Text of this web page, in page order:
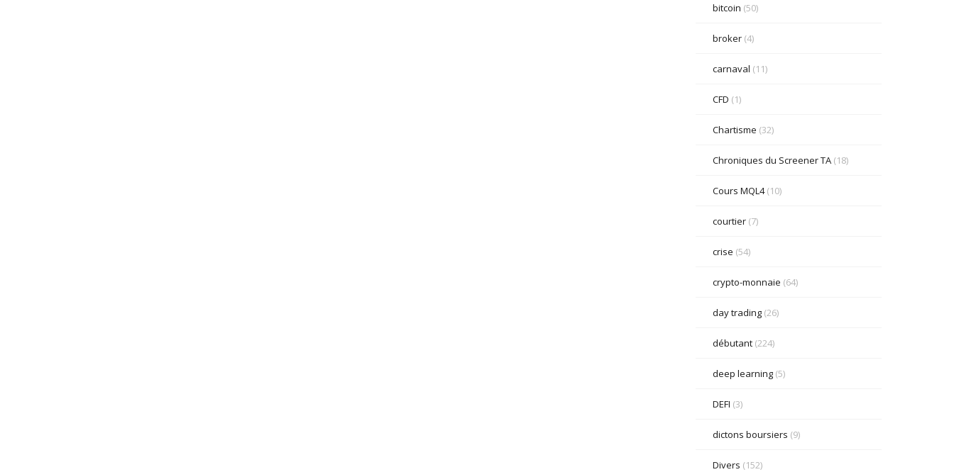
bitcoin (50)
broker(4)
carnaval (11)
CFD (1)
Chartisme (32)
Chroniques du Screener TA(18)
Cours MQL4(10)
courtier(7)
crise (54)
crypto-monnaie (64)
day trading(26)
débutant(224)
deep learning(5)
DEFI (3)
dictons boursiers (9)
Divers (152)